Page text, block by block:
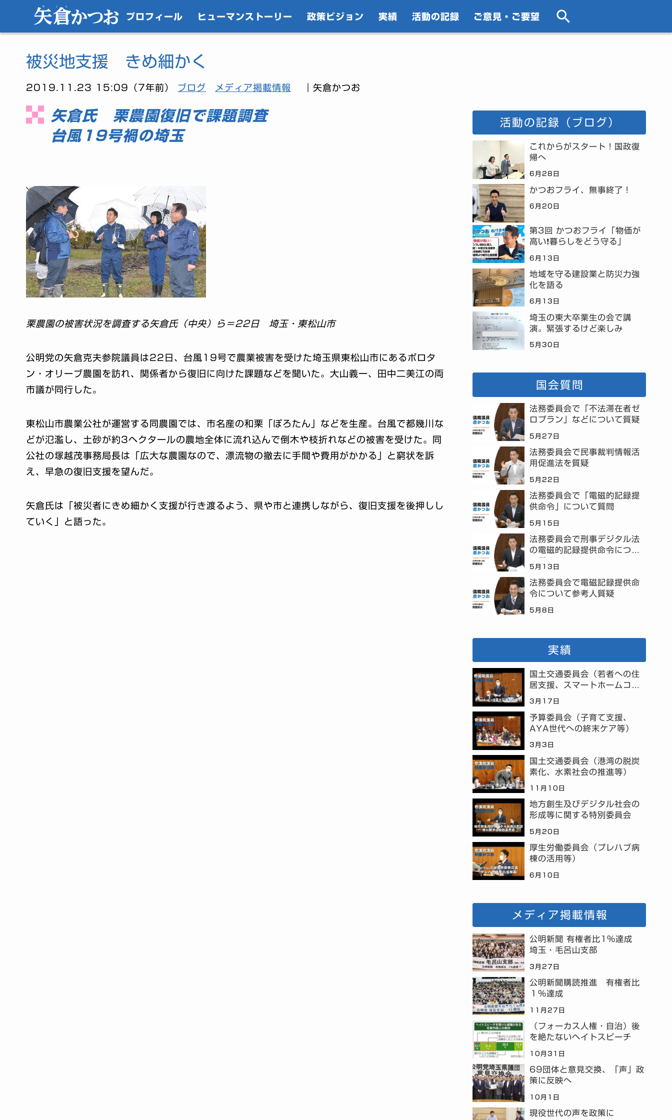
プロフィール ヒューマンストーリー 政策ビジョン 実績 活動の記録 ご意見・ご要望
被災地支援 きめ細かく
2019.11.23 15:09（7年前） ブログ メディア掲載情報 ｜矢倉かつお
矢倉氏 栗農園復旧で課題調査
台風19号禍の埼玉
栗農園の被害状況を調査する矢倉氏（中央）ら＝22日 埼玉・東松山市
公明党の矢倉克夫参院議員は22日、台風19号で農業被害を受けた埼玉県東松山市にあるポロタ
ン・オリーブ農園を訪れ、関係者から復旧に向けた課題などを聞いた。大山義一、田中二美江の両
市議が同行した。
東松山市農業公社が運営する同農園では、市名産の和栗「ぽろたん」などを生産。台風で都幾川な
どが氾濫し、土砂が約3ヘクタールの農地全体に流れ込んで倒木や枝折れなどの被害を受けた。同
公社の塚越茂事務局長は「広大な農園なので、漂流物の撤去に手間や費用がかかる」と窮状を訴
え、早急の復旧支援を望んだ。
矢倉氏は「被災者にきめ細かく支援が行き渡るよう、県や市と連携しながら、復旧支援を後押しし
ていく」と語った。
活動の記録（ブログ）
これからがスタート！国政復
帰へ
6月28日
かつおフライ、無事終了！
6月20日
第3回 かつおフライ「物価が
高い❗暮らしをどう守る」
6月13日
地域を守る建設業と防災力強
化を語る
6月13日
埼玉の東大卒業生の会で講
演。緊張するけど楽しみ
5月30日
国会質問
法務委員会で「不法滞在者ゼ
ロプラン」などについて質疑
5月27日
法務委員会で民事裁判情報活
用促進法を質疑
5月22日
法務委員会で「電磁的記録提
供命令」について質問
5月15日
法務委員会で刑事デジタル法
の電磁的記録提供命令につい
5月13日
法務委員会で電磁記録提供命
令について参考人質疑
5月8日
実績
国土交通委員会（若者への住
居支援、スマートホームコミ
3月17日
予算委員会（子育て支援、
AYA世代への終末ケア等）
3月3日
国土交通委員会（港湾の脱炭
素化、水素社会の推進等）
11月10日
地方創生及びデジタル社会の
形成等に関する特別委員会
5月20日
厚生労働委員会（プレハブ病
棟の活用等）
6月10日
メディア掲載情報
公明新聞 有権者比1%達成
埼玉・毛呂山支部
3月27日
公明新聞購読推進 有権者比
１％達成
11月27日
（フォーカス人権・自治）後
を絶たないヘイトスピーチ
10月31日
69団体と意見交換、「声」政
策に反映へ
10月1日
現役世代の声を政策に